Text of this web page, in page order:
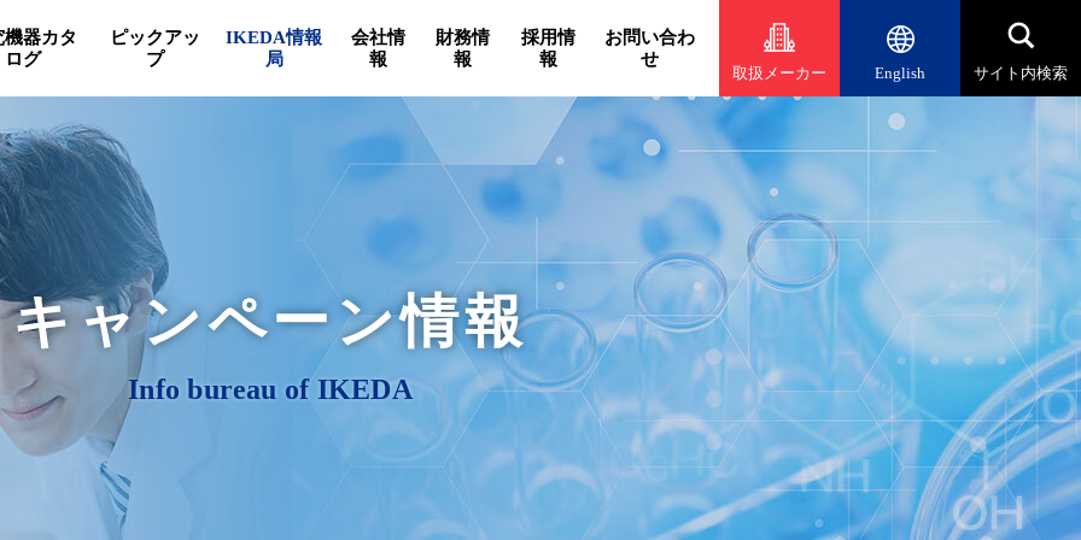
機器カタ
ログ
ピックアッ
プ
IKEDA情報
局
会社情
報
財務情
報
採用情
報
お問い合わ
せ
取扱メーカー English サイト内検索
キャンペーン情報